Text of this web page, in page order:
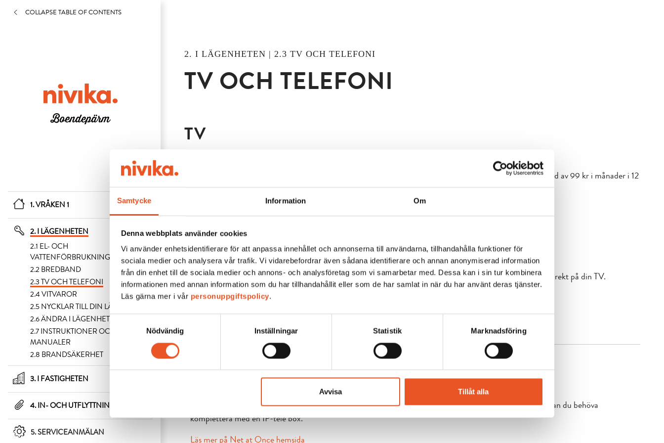
Samtycke Information Om
Denna webbplats använder cookies
Vi använder enhetsidentifierare för att anpassa innehållet och annonserna till användarna, tillhandahålla funktioner för
sociala medier och analysera vår trafik. Vi vidarebefordrar även sådana identifierare och annan anonymiserad information
från din enhet till de sociala medier och annons- och analysföretag som vi samarbetar med. Dessa kan i sin tur kombinera
informationen med annan information som du har tillhandahållit eller som de har samlat in när du har använt deras tjänster.
Läs gärna mer i vår personuppgiftspolicy.
Samtyckesval
Nödvändig
Inställningar Statistik Marknadsföring
Avvisa Tillåt alla
COLLAPSE TABLE OF CONTENTS
1. VRÅKEN 1
2. I LÄGENHETEN
2.1 EL- OCH
VATTENFÖRBRUKNING
2.2 BREDBAND
2.3 TV OCH TELEFONI
2.4 VITVAROR
2.5 NYCKLAR TILL DIN LÄGENHET
2.6 ÄNDRA I LÄGENHETEN
2.7 INSTRUKTIONER OCH
MANUALER
2.8 BRANDSÄKERHET
3. I FASTIGHETEN
4. IN- OCH UTFLYTTNING
5. SERVICEANMÄLAN
2. I LÄGENHETEN | 2.3 TV OCH TELEFONI
TV OCH TELEFONI
TV
för att få tillgång till en TV box för HDTV. Boxen köps av Net at Once till en kostnad av 99 kr i månader i 12
månader alternativt en engångskostnad på 1190 kr, på faktura.
I TV boxen finns bl.a Netflix och Dplay m. fl. förinstallerat så du kan utnyttja ditt streaming abonnemang direkt på din TV.
För att redan nu beställa TV box kontaktar du Net at Once på 0771-404 400, välj support.
TELEFONI
Telefonabonnemang ingår i din hyra, samtalsavgifter tillkommer. Om du inte haft IP telefoni tidigare så kan du behöva
komplettera med en IP-tele box.
Läs mer på Net at Once hemsida